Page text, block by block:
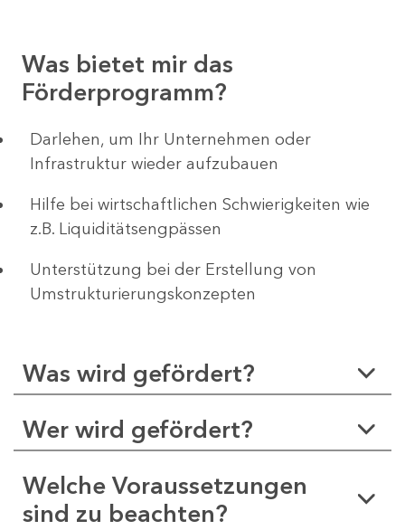
Was bietet mir das
Förderprogramm?
Darlehen, um Ihr Unternehmen oder
Infrastruktur wieder aufzubauen
Hilfe bei wirtschaftlichen Schwierigkeiten wie
z.B. Liquiditätsengpässen
Unterstützung bei der Erstellung von
Umstrukturierungskonzepten
Was wird gefördert?
Wer wird gefördert?
Welche Voraussetzungen
sind zu beachten?